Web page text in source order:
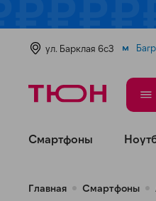
ул. Барклая 6с3
Смартфоны
Главная Смартфоны